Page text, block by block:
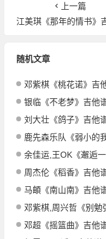
上一篇
江美琪《那年的情书》吉他谱C调吉他弹唱
随机文章
邓紫棋《桃花诺》吉
银临《不老梦》吉他
刘大壮《鸽子》吉他
鹿先森乐队《弱小的
余佳运,王OK《邂逅
周杰伦《稻香》吉他
马頔《南山南》吉他
邓紫棋,周兴哲《别勉
邓超《摇篮曲》吉他